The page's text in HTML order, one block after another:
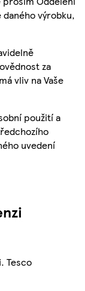
daného výrobku,
za
vliv na Vaše
použití a
uvedení
Tesco